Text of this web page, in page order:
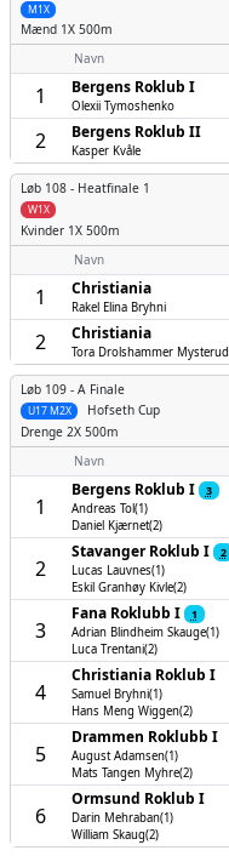
M1X
Mænd 1X 500m
Navn
1 Bergens Roklub I
Olexii Tymoshenko
2 Bergens Roklub II
Kasper Kvåle
Løb 108 - Heatfinale 1
W1X
Kvinder 1X 500m
Navn
1 Christiania
Rakel Elina Bryhni
2 Christiania
Tora Drolshammer Mysterud
Løb 109 - A Finale
Hofseth Cup
U17 M2X
Drenge 2X 500m
Navn
1
Bergens Roklub I
3
Andreas Tol(1)
Daniel Kjærnet(2)
2
Stavanger Roklub I
2
Lucas Lauvnes(1)
Eskil Granhøy Kivle(2)
3
Fana Roklubb I
1
Adrian Blindheim Skauge(1)
Luca Trentani(2)
4
Christiania Roklub I
Samuel Bryhni(1)
Hans Meng Wiggen(2)
5
Drammen Roklubb I
August Adamsen(1)
Mats Tangen Myhre(2)
6
Ormsund Roklub I
Darin Mehraban(1)
William Skaug(2)